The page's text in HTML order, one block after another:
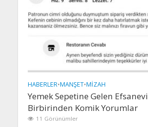
HABERLER•MANŞET•MIZAH
Yemek Sepetine Gelen Efsanevi
Birbirinden Komik Yorumlar
11 Görünümler